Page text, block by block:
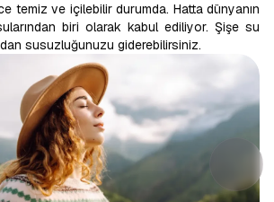
temiz ve içilebilir durumda. Hatta dünyanın
biri olarak kabul ediliyor. Şişe su
susuzluğunuzu giderebilirsiniz.